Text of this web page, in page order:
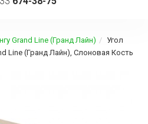
Grand Line (Гранд Лайн)
Угол
Line (Гранд Лайн), Слоновая Кость